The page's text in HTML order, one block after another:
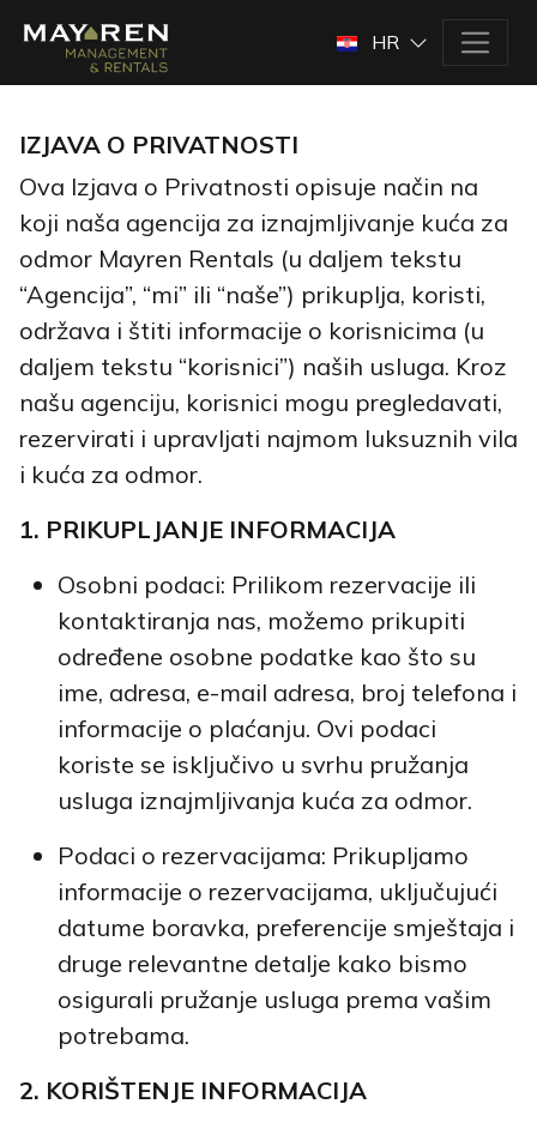
HR
IZJAVA O PRIVATNOSTI
Ova Izjava o Privatnosti opisuje način na
koji naša agencija za iznajmljivanje kuća za
odmor Mayren Rentals (u daljem tekstu
“Agencija”, “mi” ili “naše”) prikuplja, koristi,
održava i štiti informacije o korisnicima (u
daljem tekstu “korisnici”) naših usluga. Kroz
našu agenciju, korisnici mogu pregledavati,
rezervirati i upravljati najmom luksuznih vila
i kuća za odmor.
1. PRIKUPLJANJE INFORMACIJA
Osobni podaci: Prilikom rezervacije ili
kontaktiranja nas, možemo prikupiti
određene osobne podatke kao što su
ime, adresa, e-mail adresa, broj telefona i
informacije o plaćanju. Ovi podaci
koriste se isključivo u svrhu pružanja
usluga iznajmljivanja kuća za odmor.
Podaci o rezervacijama: Prikupljamo
informacije o rezervacijama, uključujući
datume boravka, preferencije smještaja i
druge relevantne detalje kako bismo
osigurali pružanje usluga prema vašim
potrebama.
2. KORIŠTENJE INFORMACIJA